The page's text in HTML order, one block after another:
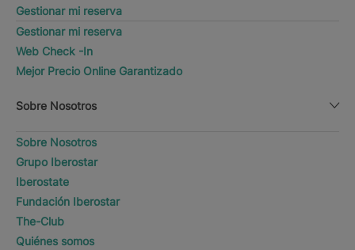
Gestionar mi reserva
Gestionar mi reserva
Web Check -In
Mejor Precio Online Garantizado
Sobre Nosotros
Sobre Nosotros
Grupo Iberostar
Iberostate
Fundación Iberostar
The-Club
Quiénes somos